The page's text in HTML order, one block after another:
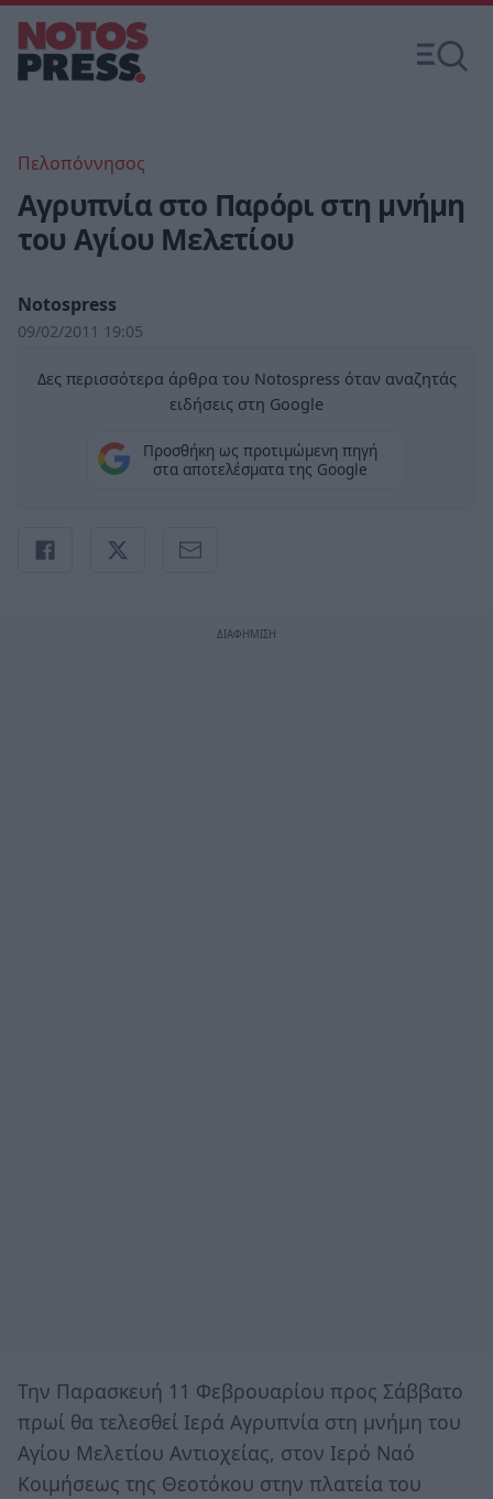
Πελοπόννησος
Αγρυπνία στο Παρόρι στη μνήμη
του Αγίου Μελετίου
Notospress
09/02/2011 19:05
Δες περισσότερα άρθρα του Notospress όταν αναζητάς
ειδήσεις στη Google
Προσθήκη ως προτιμώμενη πηγή
στα αποτελέσματα της Google
Την Παρασκευή 11 Φεβρουαρίου προς Σάββατο
πρωί θα τελεσθεί Ιερά Αγρυπνία στη μνήμη του
Αγίου Μελετίου Αντιοχείας, στον Ιερό Ναό
Κοιμήσεως της Θεοτόκου στην πλατεία του